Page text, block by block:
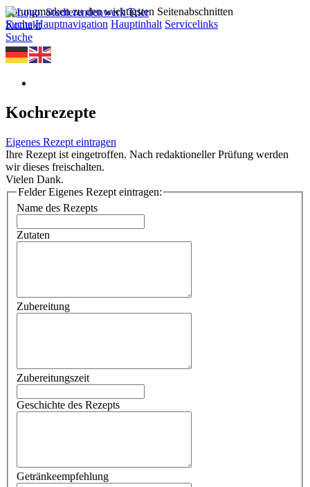
Sprungmarken zu den wichtigsten Seitenabschnitten
Suche Hauptnavigation Hauptinhalt Servicelinks
Kontakt
Suche
Kochrezepte
Eigenes Rezept eintragen
Ihre Rezept ist eingetroffen. Nach redaktioneller Prüfung werden
wir dieses freischalten.
Vielen Dank.
Felder Eigenes Rezept eintragen:
Name des Rezepts
Zutaten
Zubereitung
Zubereitungszeit
Geschichte des Rezepts
Getränkeempfehlung